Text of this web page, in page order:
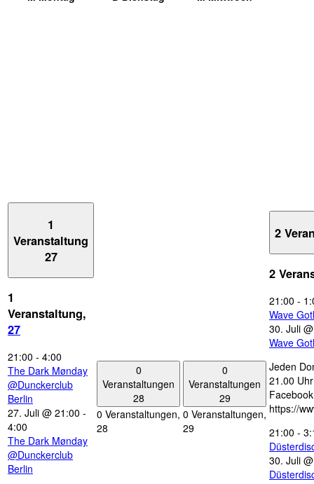
1
Veranstaltung
27
1
Veranstaltung,
27
21:00 - 4:00
The Dark Mønday
@Dunckerclub
Berlin
27. Juli @ 21:00 -
4:00
The Dark Mønday
@Dunckerclub
Berlin
0
Veranstaltungen
28
0 Veranstaltungen,
28
0
Veranstaltungen
29
0 Veranstaltungen,
29
2
2
21:00 -
Wave
30. Juli
Wave
Jeden
21.00
https://
21:00 -
30. Juli